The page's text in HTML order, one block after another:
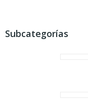
Subcategorías